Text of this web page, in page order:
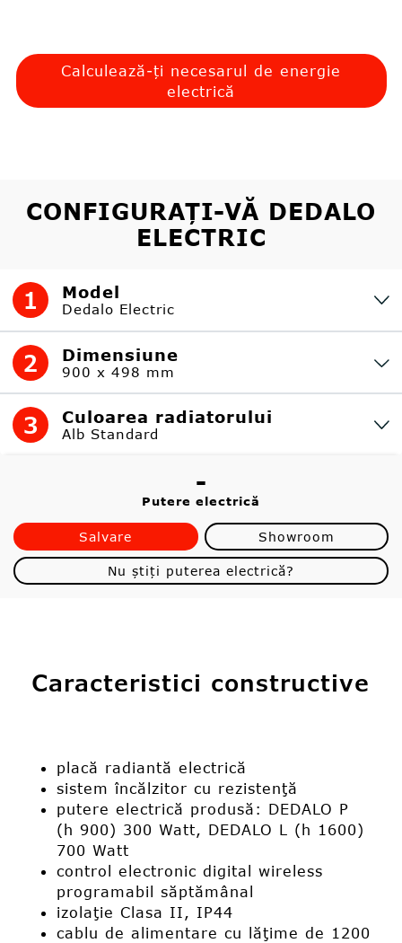
Calculează-ți necesarul de energie
electrică
CONFIGURAȚI-VĂ DEDALO
ELECTRIC
1 Model
Dedalo Electric
2 Dimensiune
900 x 498 mm
3 Culoarea radiatorului
Alb Standard
-
Putere electrică
Salvare Showroom
Nu știți puterea electrică?
Caracteristici constructive
placă radiantă electrică
sistem încălzitor cu rezistenţă
putere electrică produsă: DEDALO P
(h 900) 300 Watt, DEDALO L (h 1600)
700 Watt
control electronic digital wireless
programabil săptămânal
izolaţie Clasa II, IP44
cablu de alimentare cu lăţime de 1200